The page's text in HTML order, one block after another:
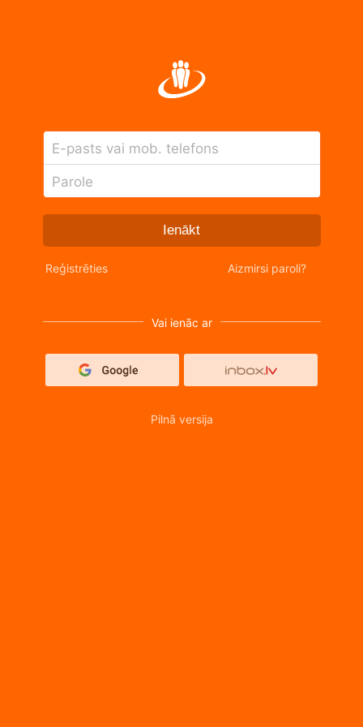
E-pasts vai mob. telefons
Parole
Ienākt
Reģistrēties Aizmirsi paroli?
Vai ienāc ar
Pilnā versija